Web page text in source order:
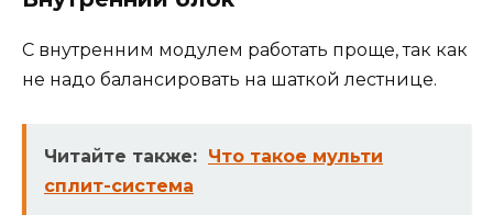
С внутренним модулем работать проще, так как
не надо балансировать на шаткой лестнице.
Читайте также: Что такое мульти
сплит-система